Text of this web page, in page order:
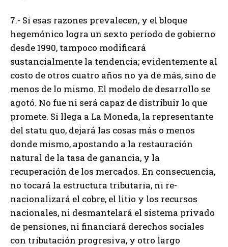
7.- Si esas razones prevalecen, y el bloque
hegemónico logra un sexto período de gobierno
desde 1990, tampoco modificará
sustancialmente la tendencia; evidentemente al
costo de otros cuatro años no ya de más, sino de
menos de lo mismo. El modelo de desarrollo se
agotó. No fue ni será capaz de distribuir lo que
promete. Si llega a La Moneda, la representante
del statu quo, dejará las cosas más o menos
donde mismo, apostando a la restauración
natural de la tasa de ganancia, y la
recuperación de los mercados. En consecuencia,
no tocará la estructura tributaria, ni re-
nacionalizará el cobre, el litio y los recursos
nacionales, ni desmantelará el sistema privado
de pensiones, ni financiará derechos sociales
con tributación progresiva, y otro largo